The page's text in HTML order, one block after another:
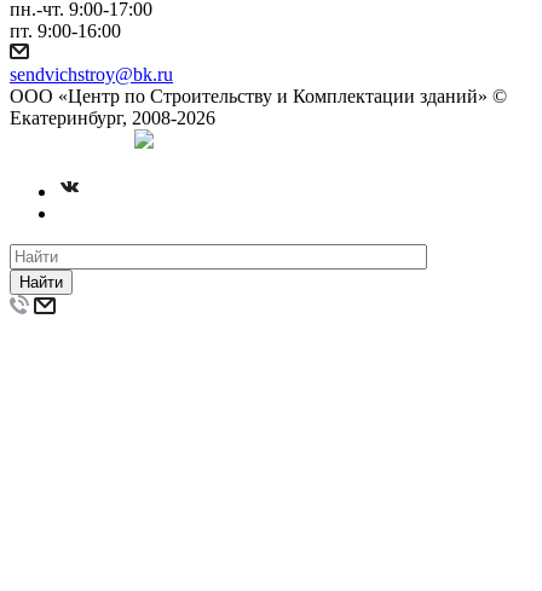
пн.-чт. 9:00-17:00
пт. 9:00-16:00
sendvichstroy@bk.ru
ООО «Центр по Строительству и Комплектации зданий» ©
Екатеринбург, 2008-2026
Найти